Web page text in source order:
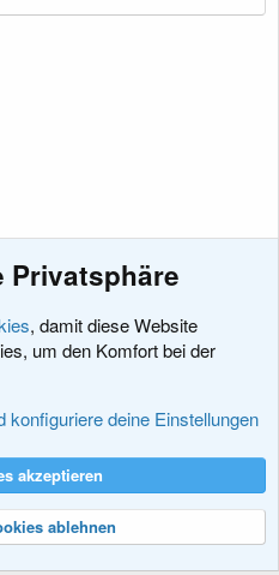
Datenschutz
XenForo Ltd.
Privatsphäre
, damit diese Website
um den Komfort bei der
konfiguriere deine Einstellungen
akzeptieren
ablehnen